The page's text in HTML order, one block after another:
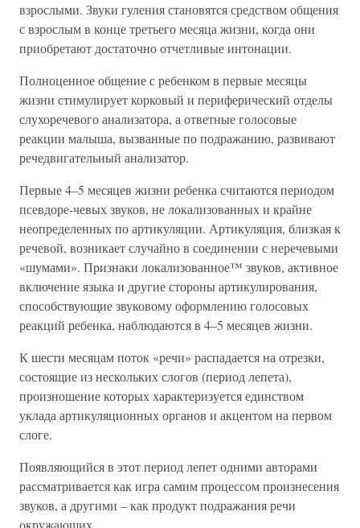
взрослыми. Звуки гуления становятся средством общения
с взрослым в конце третьего месяца жизни, когда они
приобретают достаточно отчетливые интонации.
Полноценное общение с ребенком в первые месяцы
жизни стимулирует корковый и периферический отделы
слухоречевого анализатора, а ответные голосовые
реакции малыша, вызванные по подражанию, развивают
речедвигательный анализатор.
Первые 4–5 месяцев жизни ребенка считаются периодом
псевдоре-чевых звуков, не локализованных и крайне
неопределенных по артикуляции. Артикуляция, близкая к
речевой, возникает случайно в соединении с неречевыми
«шумами». Признаки локализованное™ звуков, активное
включение языка и другие стороны артикулирования,
способствующие звуковому оформлению голосовых
реакций ребенка, наблюдаются в 4–5 месяцев жизни.
К шести месяцам поток «речи» распадается на отрезки,
состоящие из нескольких слогов (период лепета),
произношение которых характеризуется единством
уклада артикуляционных органов и акцентом на первом
слоге.
Появляющийся в этот период лепет одними авторами
рассматривается как игра самим процессом произнесения
звуков, а другими – как продукт подражания речи
окружающих.